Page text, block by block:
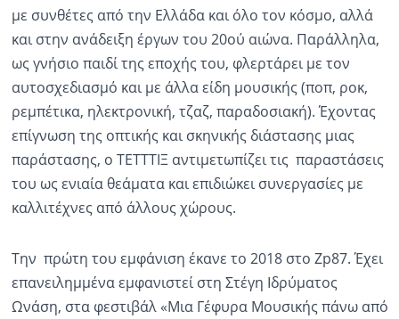
με συνθέτες από την Ελλάδα και όλο τον κόσμο, αλλά
και στην ανάδειξη έργων του 20ού αιώνα. Παράλληλα,
ως γνήσιο παιδί της εποχής του, φλερτάρει με τον
αυτοσχεδιασμό και με άλλα είδη μουσικής (ποπ, ροκ,
ρεμπέτικα, ηλεκτρονική, τζαζ, παραδοσιακή). Έχοντας
επίγνωση της οπτικής και σκηνικής διάστασης μιας
παράστασης, ο ΤΕΤΤΤΙΞ αντιμετωπίζει τις παραστάσεις
του ως ενιαία θεάματα και επιδιώκει συνεργασίες με
καλλιτέχνες από άλλους χώρους.
Την πρώτη του εμφάνιση έκανε το 2018 στο Ζp87. Έχει
επανειλημμένα εμφανιστεί στη Στέγη Ιδρύματος
Ωνάση, στα φεστιβάλ «Μια Γέφυρα Μουσικής πάνω από